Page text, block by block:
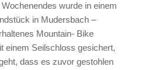
wurde in einem
in Mudersbach –
Mountain- Bike
einem Seilschloss gesichert,
dass es zuvor gestohlen